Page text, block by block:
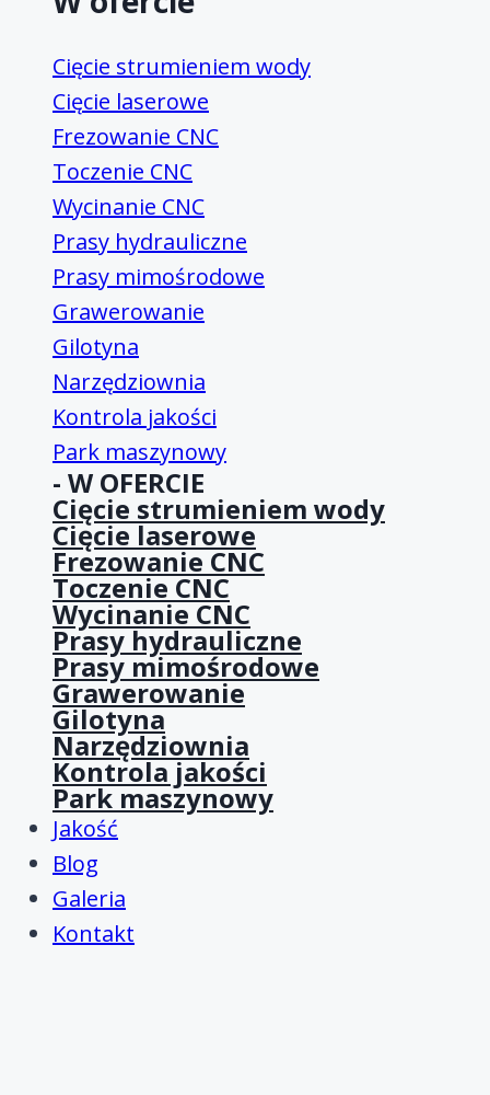
Cięcie strumieniem wody
Cięcie laserowe
Frezowanie CNC
Toczenie CNC
Wycinanie CNC
Prasy hydrauliczne
Prasy mimośrodowe
Grawerowanie
Gilotyna
Narzędziownia
Kontrola jakości
Park maszynowy
- W OFERCIE
Cięcie strumieniem wody
Cięcie laserowe
Frezowanie CNC
Toczenie CNC
Wycinanie CNC
Prasy hydrauliczne
Prasy mimośrodowe
Grawerowanie
Gilotyna
Narzędziownia
Kontrola jakości
Park maszynowy
Jakość
Blog
Galeria
Kontakt